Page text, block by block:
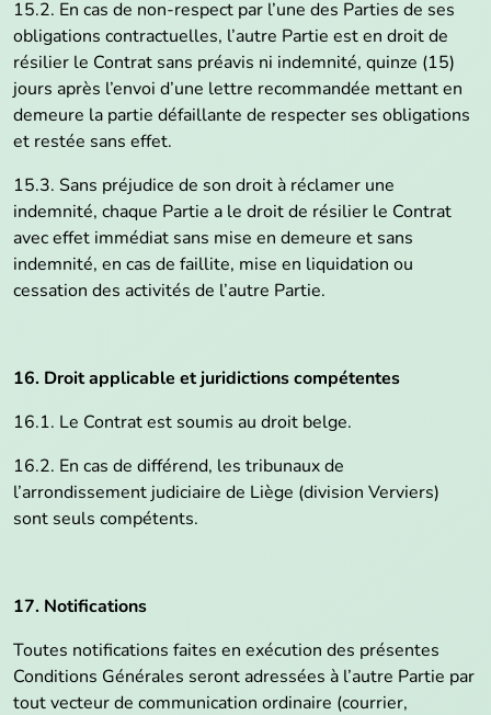
15.2. En cas de non-respect par l’une des Parties de ses
obligations contractuelles, l’autre Partie est en droit de
résilier le Contrat sans préavis ni indemnité, quinze (15)
jours après l’envoi d’une lettre recommandée mettant en
demeure la partie défaillante de respecter ses obligations
et restée sans effet.
15.3. Sans préjudice de son droit à réclamer une
indemnité, chaque Partie a le droit de résilier le Contrat
avec effet immédiat sans mise en demeure et sans
indemnité, en cas de faillite, mise en liquidation ou
cessation des activités de l’autre Partie.
16. Droit applicable et juridictions compétentes
16.1. Le Contrat est soumis au droit belge.
16.2. En cas de différend, les tribunaux de
l’arrondissement judiciaire de Liège (division Verviers)
sont seuls compétents.
17. Notifications
Toutes notifications faites en exécution des présentes
Conditions Générales seront adressées à l’autre Partie par
tout vecteur de communication ordinaire (courrier,